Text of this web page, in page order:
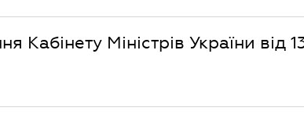
Міністрів України від